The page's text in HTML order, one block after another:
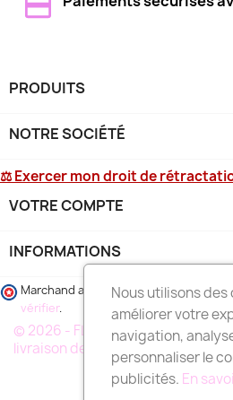
PRODUITS
NOTRE SOCIÉTÉ
⚖ Exercer mon droit de
VOTRE COMPTE
INFORMATIONS
Marchand approuvé par la Société
vérifier.
© 2026 - FLEURS DEUIL
livraison de fleurs à MARSEILLE et
Nous utilisons
améliorer votre
navigation,
personnaliser le
publicités. En